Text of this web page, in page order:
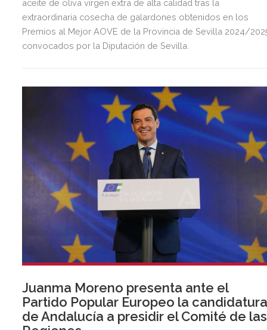
aceite de oliva virgen extra de alta calidad tras la
extraordinaria cosecha de galardones obtenidos en los
Premios al Mejor AOVE de la Provincia de Sevilla 2024/
convocados por la Diputación de Sevilla.
Juanma Moreno presenta ante el
Partido Popular Europeo la
de Andalucía a presidir el Comité de las